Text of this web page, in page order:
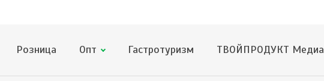
Розница Опт Гастротуризм ТВОЙПРОДУКТ Медиа